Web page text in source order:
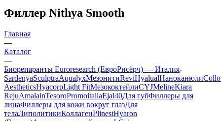
Филлер Nithya Smooth
Главная
—
Каталог
—
Биорепаранты Euroresearch (ЕвроРисёрч) — Италия
SardenyaSculptraAqualyxМезонитиReviHyalualНаноканюли
AestheticsHyacorpLight FitМезококтейлиCYJMelineKiara
RejuAmalainTesoroPromoitaliaEjal40Для губФиллеры для
лицаФиллеры для кожи вокруг глазДля
телаЛиполитикиКоллагенPlinestHyaron